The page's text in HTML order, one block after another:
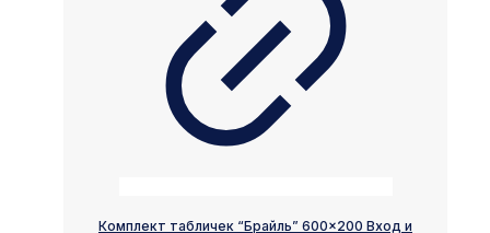
Комплект табличек “Брайль” 600×200 Вход и